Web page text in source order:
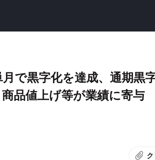
で黒字化を達成、通期黒
品値上げ等が業績に寄与